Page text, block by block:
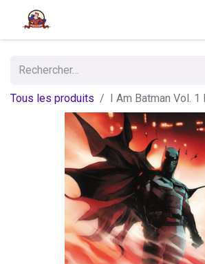
Tous les produits I Am Batman Vol. 1